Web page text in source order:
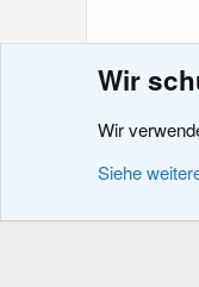
Ressourcen
Wir
Wir
Siehe